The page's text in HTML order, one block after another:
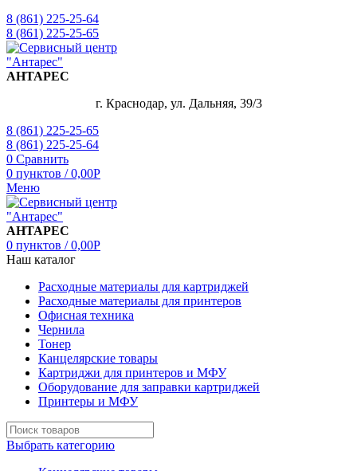
8 (861) 225-25-64
8 (861) 225-25-65
АНТАРЕС
г. Краснодар, ул. Дальняя, 39/3
8 (861) 225-25-65
8 (861) 225-25-64
0 Сравнить
0 пунктов / 0,00Р
Меню
АНТАРЕС
0 пунктов / 0,00Р
Наш каталог
Расходные материалы для картриджей
Расходные материалы для принтеров
Офисная техника
Чернила
Тонер
Канцелярские товары
Картриджи для принтеров и МФУ
Оборудование для заправки картриджей
Принтеры и МФУ
Выбрать категорию